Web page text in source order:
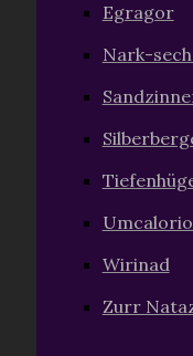
Egragor
Nark-
Wirinad
Zurr